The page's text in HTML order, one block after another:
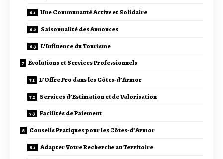
Une Communauté Active et Solidaire
Saisonnalité des Annonces
L’Influence du Tourisme
Évolutions et Services Professionnels
L’Offre Pro dans les Côtes-d’Armor
Services d’Estimation et de Valorisation
Facilités de Paiement
Conseils Pratiques pour les Côtes-d’Armor
Adapter Votre Recherche au Territoire